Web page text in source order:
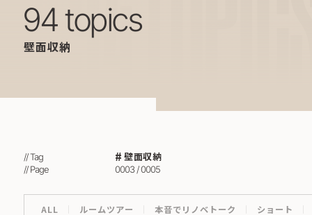
94 topics
壁面収納
// Tag 壁面収納
// Page 0003 / 0005
ALL ルームツアー 本音でリノベトーク ショート